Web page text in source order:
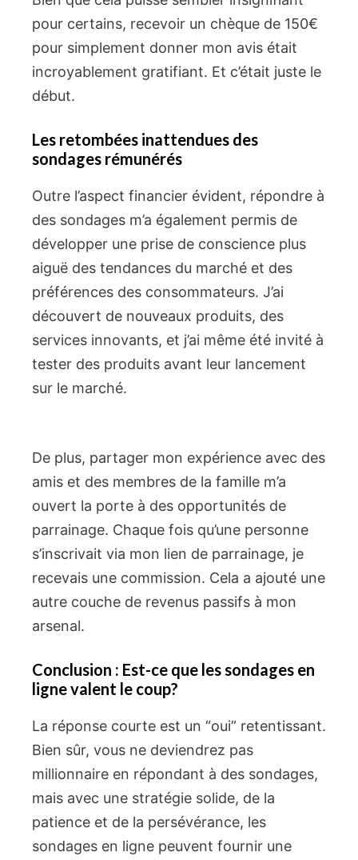
pour certains, recevoir un chèque de 150€
pour simplement donner mon avis était
incroyablement gratifiant. Et c’était juste le
début.
Les retombées inattendues des
sondages rémunérés
Outre l’aspect financier évident, répondre à
des sondages m’a également permis de
développer une prise de conscience plus
aiguë des tendances du marché et des
préférences des consommateurs. J’ai
découvert de nouveaux produits, des
services innovants, et j’ai même été invité à
tester des produits avant leur lancement
sur le marché.
De plus, partager mon expérience avec des
amis et des membres de la famille m’a
ouvert la porte à des opportunités de
parrainage. Chaque fois qu’une personne
s’inscrivait via mon lien de parrainage, je
recevais une commission. Cela a ajouté une
autre couche de revenus passifs à mon
arsenal.
Conclusion : Est-ce que les sondages en
ligne valent le coup?
La réponse courte est un “oui” retentissant.
Bien sûr, vous ne deviendrez pas
millionnaire en répondant à des sondages,
mais avec une stratégie solide, de la
patience et de la persévérance, les
sondages en ligne peuvent fournir une